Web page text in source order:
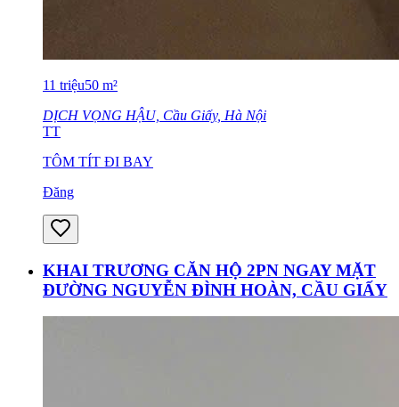
11 triệu50 m²
DỊCH VỌNG HẬU, Cầu Giấy, Hà Nội
TT
TÔM TÍT ĐI BAY
Đăng
KHAI TRƯƠNG CĂN HỘ 2PN NGAY MẶT
ĐƯỜNG NGUYỄN ĐÌNH HOÀN, CẦU GIẤY